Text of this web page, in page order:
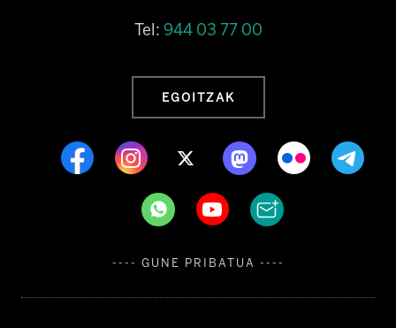
Tel: 944 03 77 00
EGOITZAK
---- GUNE PRIBATUA ----